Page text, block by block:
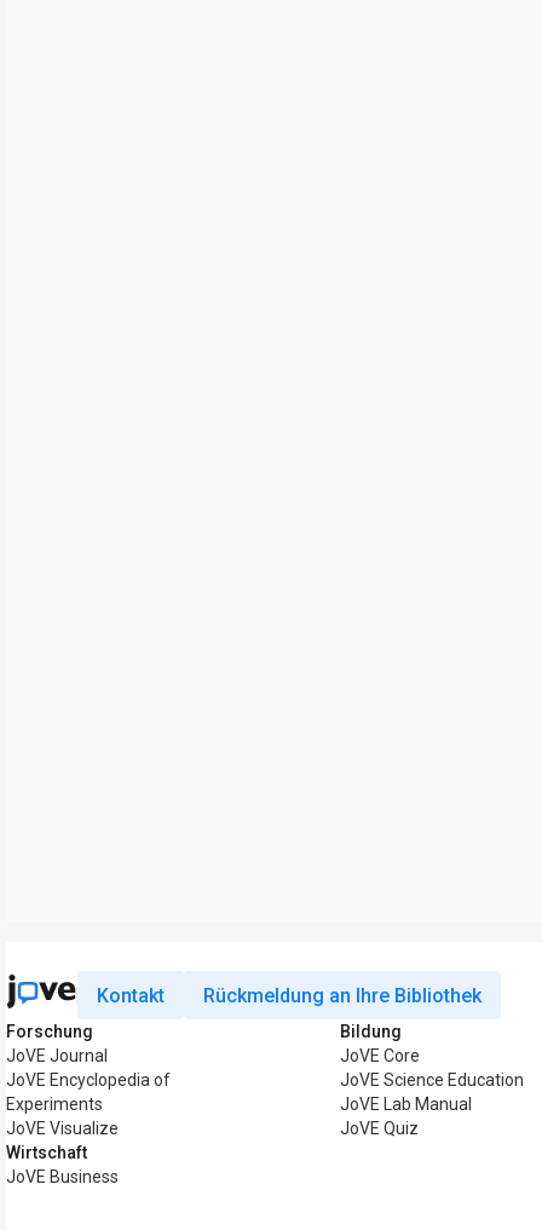
Kontakt Rückmeldung an Ihre Bibliothek
Forschung
JoVE Journal
JoVE Encyclopedia of
Experiments
JoVE Visualize
Wirtschaft
JoVE Business
Bildung
JoVE Core
JoVE Science Education
JoVE Lab Manual
JoVE Quiz